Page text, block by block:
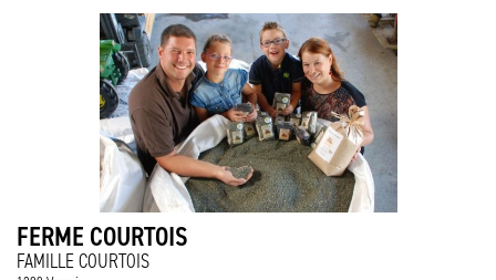
FERME COURTOIS
FAMILLE COURTOIS